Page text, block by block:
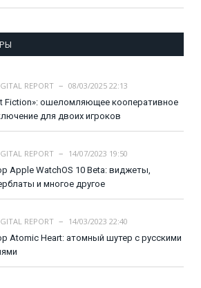
REPORT
08/03/2025 22:13
Fiction»: ошеломляющее кооперативное
для двоих игроков
REPORT
14/07/2023 19:50
Apple WatchOS 10 Beta: виджеты,
и многое другое
REPORT
14/03/2023 22:40
Atomic Heart: атомный шутер с русскими